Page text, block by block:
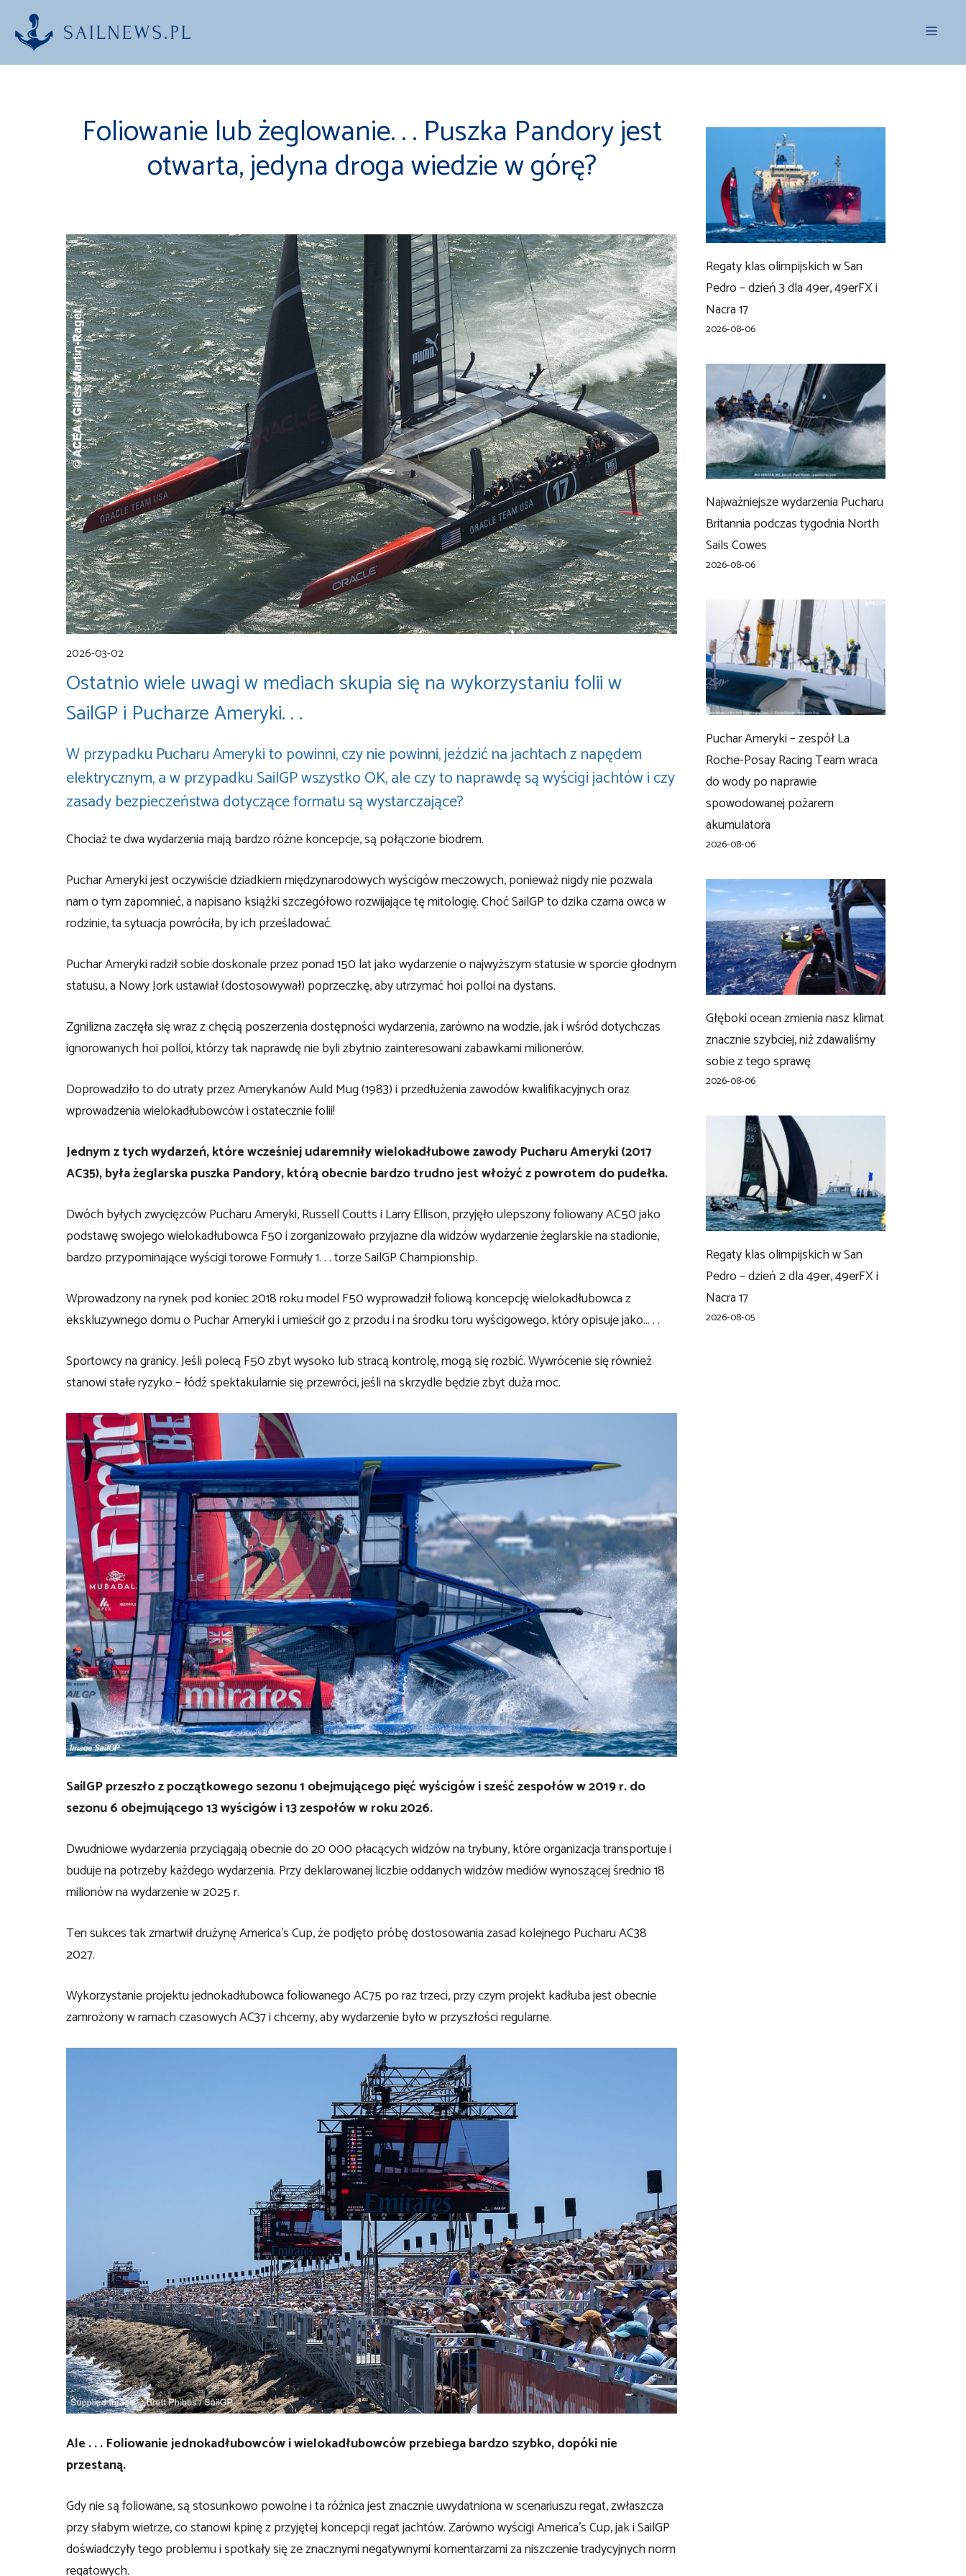
Przejdź
Menu
Foliowanie lub żeglowanie. . . Puszka Pandory jest
otwarta, jedyna droga wiedzie w górę?
2026-03-02
Ostatnio wiele uwagi w mediach skupia się na wykorzystaniu folii w
SailGP i Pucharze Ameryki. . .
W przypadku Pucharu Ameryki to powinni, czy nie powinni, jeździć na jachtach z napędem
elektrycznym, a w przypadku SailGP wszystko OK, ale czy to naprawdę są wyścigi jachtów i czy
zasady bezpieczeństwa dotyczące formatu są wystarczające?
Chociaż te dwa wydarzenia mają bardzo różne koncepcje, są połączone biodrem.
Puchar Ameryki jest oczywiście dziadkiem międzynarodowych wyścigów meczowych, ponieważ nigdy nie pozwala
nam o tym zapomnieć, a napisano książki szczegółowo rozwijające tę mitologię. Choć SailGP to dzika czarna owca w
rodzinie, ta sytuacja powróciła, by ich prześladować.
Puchar Ameryki radził sobie doskonale przez ponad 150 lat jako wydarzenie o najwyższym statusie w sporcie głodnym
statusu, a Nowy Jork ustawiał (dostosowywał) poprzeczkę, aby utrzymać hoi polloi na dystans.
Zgnilizna zaczęła się wraz z chęcią poszerzenia dostępności wydarzenia, zarówno na wodzie, jak i wśród dotychczas
ignorowanych hoi polloi, którzy tak naprawdę nie byli zbytnio zainteresowani zabawkami milionerów.
Doprowadziło to do utraty przez Amerykanów Auld Mug (1983) i przedłużenia zawodów kwalifikacyjnych oraz
wprowadzenia wielokadłubowców i ostatecznie folii!
Jednym z tych wydarzeń, które wcześniej udaremniły wielokadłubowe zawody Pucharu Ameryki (2017
AC35), była żeglarska puszka Pandory, którą obecnie bardzo trudno jest włożyć z powrotem do pudełka.
Dwóch byłych zwycięzców Pucharu Ameryki, Russell Coutts i Larry Ellison, przyjęło ulepszony foliowany AC50 jako
podstawę swojego wielokadłubowca F50 i zorganizowało przyjazne dla widzów wydarzenie żeglarskie na stadionie,
bardzo przypominające wyścigi torowe Formuły 1. . . torze SailGP Championship.
Wprowadzony na rynek pod koniec 2018 roku model F50 wyprowadził foliową koncepcję wielokadłubowca z
ekskluzywnego domu o Puchar Ameryki i umieścił go z przodu i na środku toru wyścigowego, który opisuje jako… . .
Sportowcy na granicy. Jeśli polecą F50 zbyt wysoko lub stracą kontrolę, mogą się rozbić. Wywrócenie się również
stanowi stałe ryzyko – łódź spektakularnie się przewróci, jeśli na skrzydle będzie zbyt duża moc.
SailGP przeszło z początkowego sezonu 1 obejmującego pięć wyścigów i sześć zespołów w 2019 r. do
sezonu 6 obejmującego 13 wyścigów i 13 zespołów w roku 2026.
Dwudniowe wydarzenia przyciągają obecnie do 20 000 płacących widzów na trybuny, które organizacja transportuje i
buduje na potrzeby każdego wydarzenia. Przy deklarowanej liczbie oddanych widzów mediów wynoszącej średnio 18
milionów na wydarzenie w 2025 r.
Ten sukces tak zmartwił drużynę America’s Cup, że podjęto próbę dostosowania zasad kolejnego Pucharu AC38
2027.
Wykorzystanie projektu jednokadłubowca foliowanego AC75 po raz trzeci, przy czym projekt kadłuba jest obecnie
zamrożony w ramach czasowych AC37 i chcemy, aby wydarzenie było w przyszłości regularne.
Ale . . . Foliowanie jednokadłubowców i wielokadłubowców przebiega bardzo szybko, dopóki nie
przestaną.
Gdy nie są foliowane, są stosunkowo powolne i ta różnica jest znacznie uwydatniona w scenariuszu regat, zwłaszcza
przy słabym wietrze, co stanowi kpinę z przyjętej koncepcji regat jachtów. Zarówno wyścigi America’s Cup, jak i SailGP
doświadczyły tego problemu i spotkały się ze znacznymi negatywnymi komentarzami za niszczenie tradycyjnych norm
regatowych.
Regaty klas olimpijskich w San
Pedro – dzień 3 dla 49er, 49erFX i
Nacra 17
2026-08-06
Najważniejsze wydarzenia Pucharu
Britannia podczas tygodnia North
Sails Cowes
2026-08-06
Puchar Ameryki – zespół La
Roche-Posay Racing Team wraca
do wody po naprawie
spowodowanej pożarem
akumulatora
2026-08-06
Głęboki ocean zmienia nasz klimat
znacznie szybciej, niż zdawaliśmy
sobie z tego sprawę
2026-08-06
Regaty klas olimpijskich w San
Pedro – dzień 2 dla 49er, 49erFX i
Nacra 17
2026-08-05